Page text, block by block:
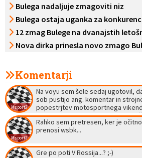
Bulega nadaljuje zmagoviti niz
Bulega ostaja uganka za
12 zmag Bulege na dvanajstih
Nova dirka prinesla novo zmago
Komentarji
Msport2
Na voyu sem šele sedaj ugotovil,
sob pustijo ang. komentar in
popestrjtev motosportnega
Glede na mes. ceno, se bo letos
No brainer: F1, motogp in
reklam.
Msport2
Rahko sem pretresen, ker je
prenosi wsbk...
Gre po poti V Rossija...? ;-)